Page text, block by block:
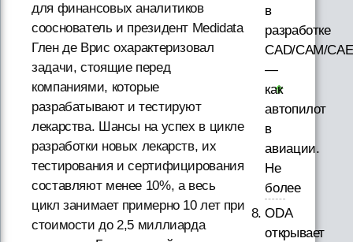
для финансовых аналитиков
сооснователь и президент Medidata
Глен де Врис охарактеризовал
задачи, стоящие перед
компаниями, которые
разрабатывают и тестируют
лекарства. Шансы на успех в цикле
разработки новых лекарств, их
тестирования и сертифицирования
составляют менее 10%, а весь
цикл занимает примерно 10 лет при
стоимости до 2,5 миллиарда
в
разработке
CAD/CAM/
—
как
автопилот
в
авиации.
Не
более
ODA
открывает